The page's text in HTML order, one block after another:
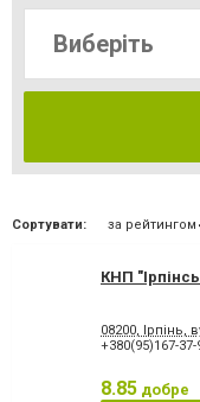
Сортувати: за рейтингом
КНП
08200, Ірпінь,
+380(95)167-37-
8.85 добре